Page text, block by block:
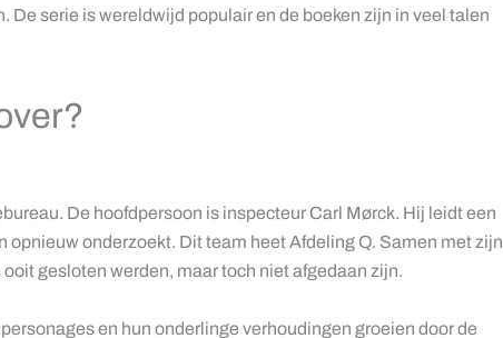
De serie is wereldwijd populair en de boeken zijn in veel talen
De hoofdpersoon is inspecteur Carl Mørck. Hij leidt een
opnieuw onderzoekt. Dit team heet Afdeling Q. Samen met zijn
gesloten werden, maar toch niet afgedaan zijn.
en hun onderlinge verhoudingen groeien door de